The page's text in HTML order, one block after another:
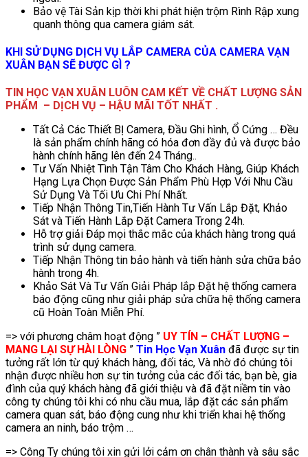
Bảo vệ Tài Sản kịp thời khi phát hiện trộm Rình Rập xung
quanh thông qua camera giám sát.
KHI SỬ DỤNG DỊCH VỤ LẮP CAMERA CỦA CAMERA VẠN
XUÂN BẠN SẼ ĐƯỢC GÌ ?
TIN HỌC VẠN XUÂN LUÔN CAM KẾT VỀ CHẤT LƯỢNG SẢN
PHẨM – DỊCH VỤ – HẬU MÃI TỐT NHẤT .
Tất Cả Các Thiết BỊ Camera, Đầu Ghi hình, Ổ Cứng … Đều
là sản phẩm chính hãng có hóa đơn đầy đủ và được bảo
hành chính hãng lên đến 24 Tháng..
Tư Vấn Nhiệt Tình Tận Tâm Cho Khách Hàng, Giúp Khách
Hạng Lựa Chọn Được Sản Phẩm Phù Hợp Với Nhu Cầu
Sử Dụng Và Tối Ưu Chi Phí Nhất.
Tiếp Nhận Thông Tin,Tiến Hành Tư Vấn Lắp Đặt, Khảo
Sát và Tiến Hành Lắp Đặt Camera Trong 24h.
Hỗ trợ giải Đáp mọi thắc mắc của khách hàng trong quá
trình sử dụng camera.
Tiếp Nhận Thông tin bảo hành và tiến hành sửa chữa bảo
hành trong 4h.
Khảo Sát Và Tư Vấn Giải Pháp lắp Đặt hệ thống camera
báo động cũng như giải pháp sửa chữa hệ thống camera
cũ Hoàn Toàn Miễn Phí.
=> với phương châm hoạt động ” UY TÍN – CHẤT LƯỢNG –
MANG LẠI SỰ HÀI LÒNG ” Tin Học Vạn Xuân đã được sự tin
tưởng rất lớn từ quý khách hàng, đối tác, Và nhờ đó chúng tôi
nhận được nhiều hơn sự tin tưởng của các đối tác, bạn bè, gia
đình của quý khách hàng đã giới thiệu và đã đặt niềm tin vào
công ty chúng tôi khi có nhu cầu mua, lắp đặt các sản phẩm
camera quan sát, báo động cung như khi triển khai hệ thống
camera an ninh, báo trộm …
=> Công Ty chúng tôi xin gửi lởi cảm ơn chân thành và sâu sắc